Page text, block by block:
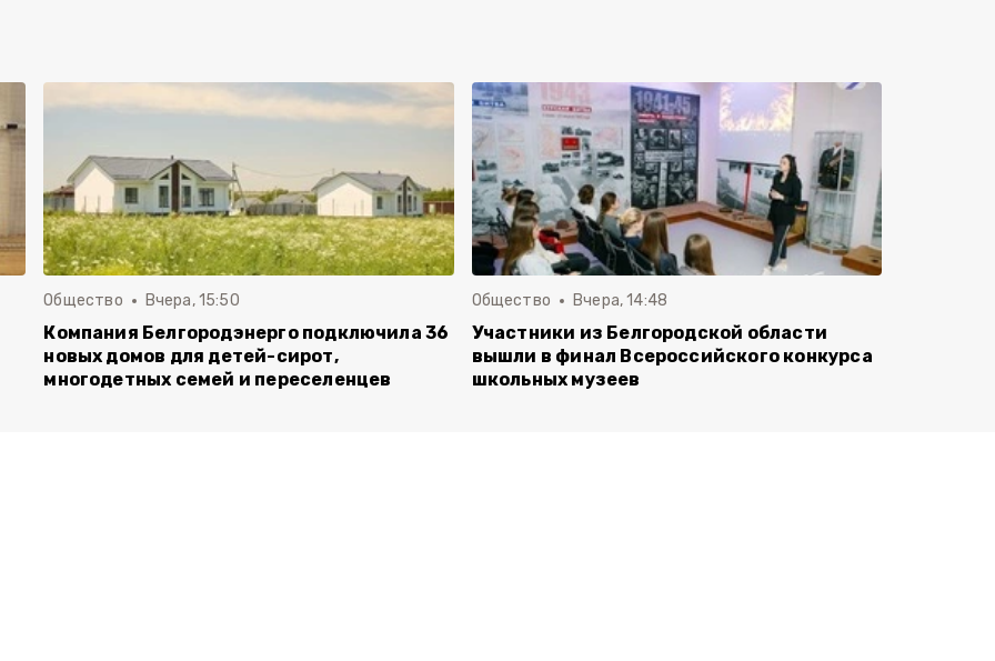
Общество Вчера, 15:50
Компания Белгородэнерго подключила 36
новых домов для детей-сирот,
многодетных семей и переселенцев
Общество Вчера, 14:48
Участники из Белгородской области
вышли в финал Всероссийского конкурса
школьных музеев